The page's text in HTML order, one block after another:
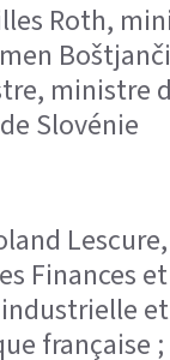
Roth,
ministre
Slovénie
Finances
française